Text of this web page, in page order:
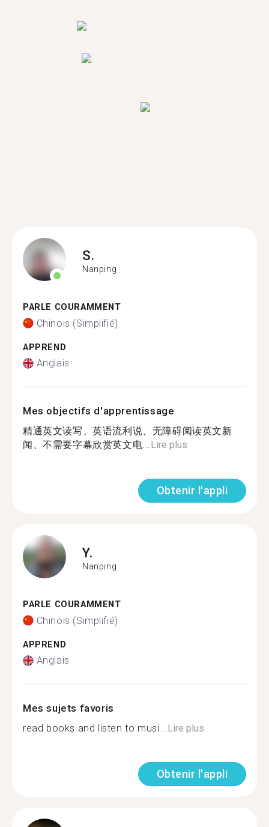
S.
Nanping
PARLE COURAMMENT
Chinois (Simplifié)
APPREND
Anglais
Mes objectifs d'apprentissage
精通英文读写、英语流利说、无障碍阅读英文新
闻、不需要字幕欣赏英文电...Lire plus
Obtenir l'appli
Y.
Nanping
PARLE COURAMMENT
Chinois (Simplifié)
APPREND
Anglais
Mes sujets favoris
read books and listen to musi...Lire plus
Obtenir l'appli